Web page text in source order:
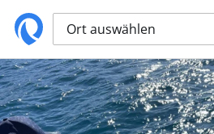
Ort auswählen